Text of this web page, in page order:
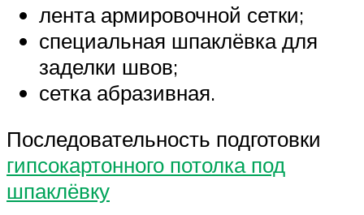
лента армировочной сетки;
специальная шпаклёвка для
заделки швов;
сетка абразивная.
Последовательность подготовки
гипсокартонного потолка под
шпаклёвку